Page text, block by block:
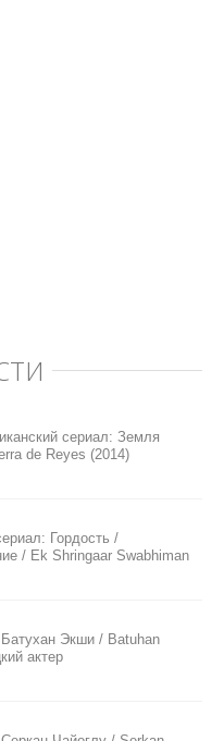
сериал: Земля
de Reyes (2014)
Гордость /
/ Ek Shringaar Swabhiman
Экши / Batuhan
актер